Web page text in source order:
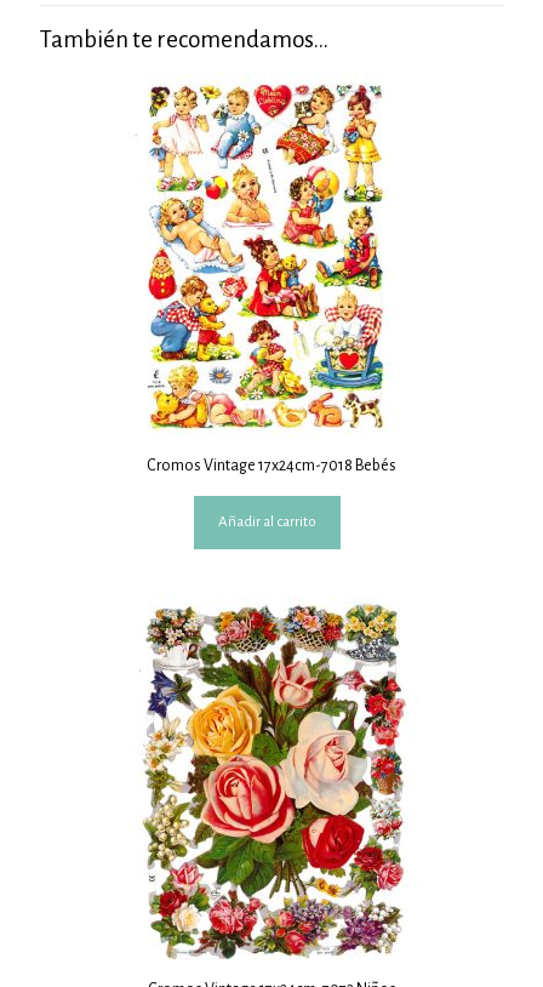
También te recomendamos…
Cromos Vintage 17x24cm-7018 Bebés
Añadir al carrito